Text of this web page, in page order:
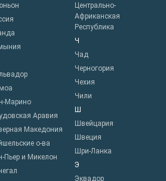
Марино
Аравия
Македония
о-ва
Пьер и Микелон
Центрально-
Африканская
Республика
Ч
Чад
Черногория
Чехия
Чили
Ш
Швейцария
Швеция
Шри-Ланка
Э
Эквадор